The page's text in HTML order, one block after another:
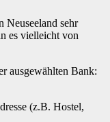
Neuseeland sehr
es vielleicht von
ausgewählten Bank:
(z.B. Hostel,